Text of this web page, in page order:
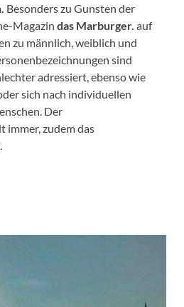
Besonders zu Gunsten der
Magazin das Marburger. auf
zu männlich, weiblich und
sind
adressiert, ebenso wie
sich nach individuellen
Der
immer, zudem das